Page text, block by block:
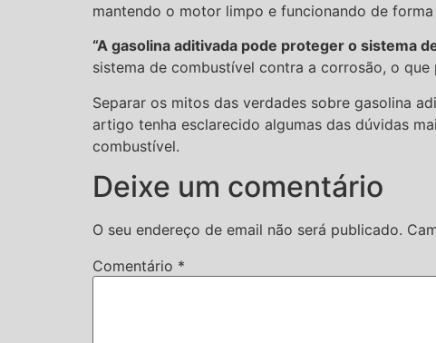
mantendo o motor limpo e funcionando de
“A gasolina aditivada pode proteger o sistema
sistema de combustível contra a corrosão, o
Separar os mitos das verdades sobre gasolina
artigo tenha esclarecido algumas das dúvidas
combustível.
Deixe um comentário
O seu endereço de email não será publicado.
Comentário *